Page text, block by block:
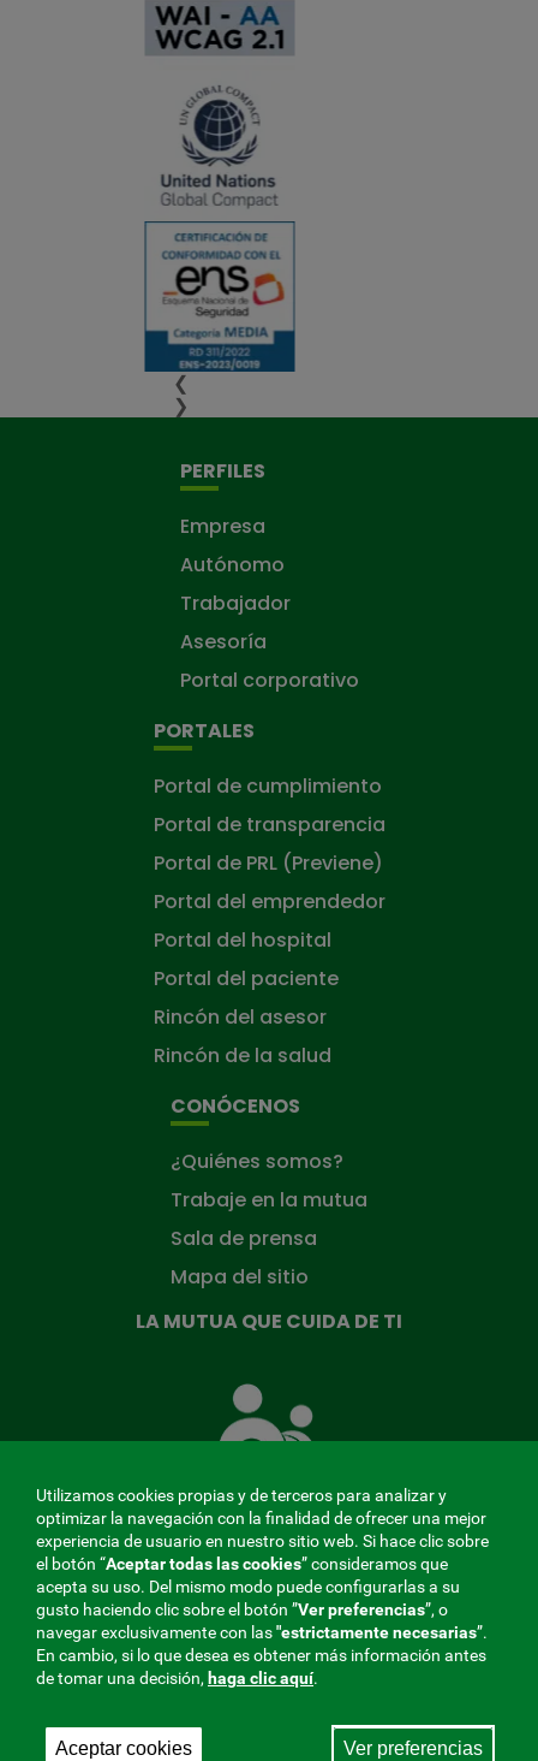
❮
❯
PERFILES
Empresa
Autónomo
Trabajador
Asesoría
Portal corporativo
PORTALES
Portal de cumplimiento
Portal de transparencia
Portal de PRL (Previene)
Portal del emprendedor
Portal del hospital
Portal del paciente
Rincón del asesor
Rincón de la salud
CONÓCENOS
¿Quiénes somos?
Trabaje en la mutua
Sala de prensa
Mapa del sitio
LA MUTUA QUE CUIDA DE TI
Mutua
que
ti
MENÚ
REDES
SOCIALES
V20
Aviso legal|Privacidad
Utilizamos cookies propias y de terceros para analizar y
optimizar la navegación con la finalidad de ofrecer una mejor
experiencia de usuario en nuestro sitio web. Si hace clic sobre
el botón “Aceptar todas las cookies” consideramos que
acepta su uso. Del mismo modo puede configurarlas a su
gusto haciendo clic sobre el botón ”Ver preferencias”, o
navegar exclusivamente con las"estrictamentenecesarias”.
En cambio, si lo que desea es obtener más información antes
de tomar una decisión, haga clic aquí.
Aceptar cookies Ver preferencias